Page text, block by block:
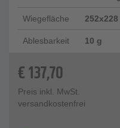
Wiegefläche 252x228
Ablesbarkeit 10 g
€137,70
Preis inkl. MwSt.
versandkostenfrei